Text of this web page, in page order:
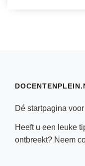
Dé startpagina
Heeft u een leuke
ontbreekt? Neem